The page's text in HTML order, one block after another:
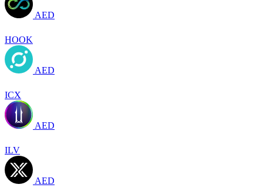
AED
HOOK
AED
ICX
AED
ILV
AED